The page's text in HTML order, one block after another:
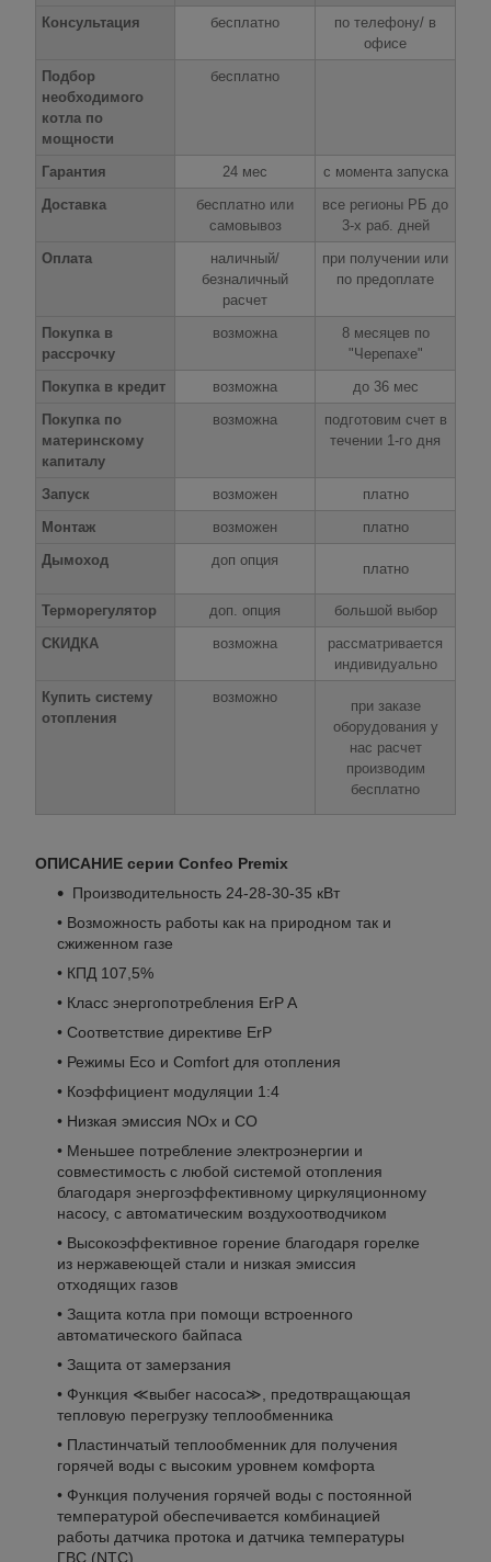
Консультация
бесплатно
по телефону/ в
офисе
Подбор
необходимого
котла по
мощности
бесплатно
Гарантия 24 мес
с момента запуска
Доставка
бесплатно или
самовывоз
все регионы РБ до
3-х раб. дней
Оплата
наличный/
безналичный
расчет
при получении или
по предоплате
Покупка в
рассрочку
возможна
8 месяцев по
"Черепахе"
Покупка в кредит
возможна
до 36 мес
Покупка по
материнскому
капиталу
возможна
подготовим счет в
течении 1-го дня
Запуск возможен
платно
Монтаж
возможен
платно
Дымоход
доп опция
платно
Терморегулятор доп. опция
большой выбор
СКИДКА
возможна
рассматривается
индивидуально
Купить систему
отопления
возможно
при заказе
оборудования у
нас расчет
производим
бесплатно
ОПИСАНИЕ серии Confeo Premix
Производительность 24-28-30-35 кВт
• Возможность работы как на природном так и
сжиженном газе
• КПД 107,5%
• Класс энергопотребления ErP A
• Соответствие директиве ErP
• Режимы Eco и Comfort для отопления
• Коэффициент модуляции 1:4
• Низкая эмиссия NOx и CO
• Меньшее потребление электроэнергии и
совместимость с любой системой отопления
благодаря энергоэффективному циркуляционному
насосу, с автоматическим воздухоотводчиком
• Высокоэффективное горение благодаря горелке
из нержавеющей стали и низкая эмиссия
отходящих газов
• Защита котла при помощи встроенного
автоматического байпаса
• Защита от замерзания
• Функция ≪выбег насоса≫, предотвращающая
тепловую перегрузку теплообменника
• Пластинчатый теплообменник для получения
горячей воды с высоким уровнем комфорта
• Функция получения горячей воды с постоянной
температурой обеспечивается комбинацией
работы датчика протока и датчика температуры
ГВС (NTC)